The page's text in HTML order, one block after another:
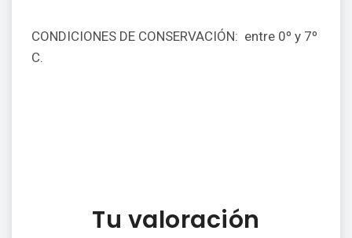
CONDICIONES DE CONSERVACIÓN: entre 0º y 7º
C.
Tu valoración